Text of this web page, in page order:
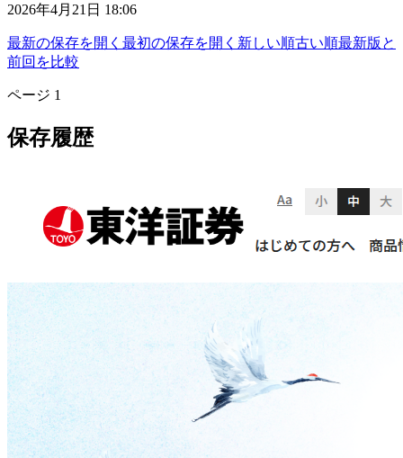
2026年4月21日 18:06
最新の保存を開く 最初の保存を開く 新しい順古い順最新版と
前回を比較
ページ 1
保存履歴